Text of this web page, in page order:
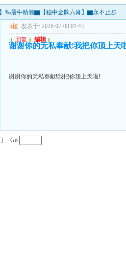
‰最牛精装▇【稳中金牌六肖】▇永不止步
5楼 发表于: 2026-07-08 01:43
u 回复 u 编辑 u
谢谢你的无私奉献!我把你顶上天
谢谢你的无私奉献!我把你顶上天啦!
] Go